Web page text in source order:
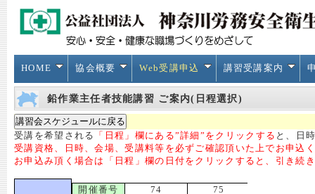
HOME 協会概要 Web受講申込 講習受講案内
鉛作業主任者技能講習 ご案内(日程選択)
受講を希望される 「日程」欄にある”詳細”をクリックする と、日
受講資格、日時、会場、受講料等を必ずご確認頂いた上でお申込
お申込み頂く場合は「日程」欄の日付をクリックすると、引き続
開催番号 74
75